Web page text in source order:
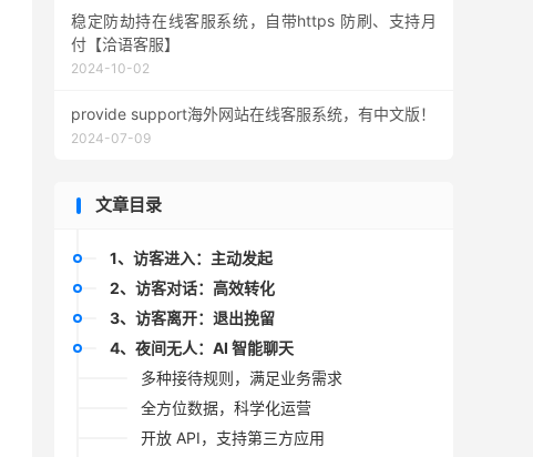
产品如何付费？
企业版和多账号版、服务商的区别在哪？
我们的数据在这里安全吗？
稳定防劫持在线客服系统，自带https 防刷、支持月
付【洽语客服】
2024-10-02
provide support海外网站在线客服系统，有中文版！
2024-07-09
文章目录
1、访客进入：主动发起
2、访客对话：高效转化
3、访客离开：退出挽留
4、夜间无人：AI 智能聊天
多种接待规则，满足业务需求
全方位数据，科学化运营
开放 API，支持第三方应用